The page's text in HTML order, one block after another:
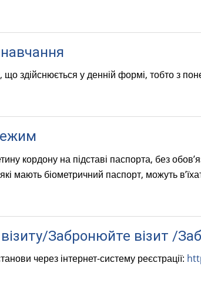
n
a
здійснюється у денній формі, тобто з
кордону на підставі паспорта, без
мають біометричний паспорт, можуть
Забронюйте візит /
через інтернет-систему реєстрації: